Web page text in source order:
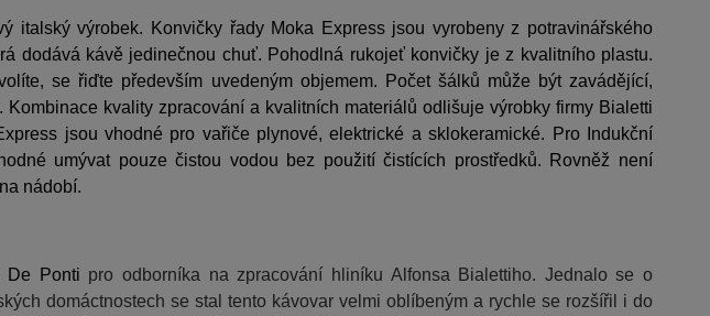
italský výrobek. Konvičky řady Moka Express jsou vyrobeny z potravinářského
dodává kávě jedinečnou chuť. Pohodlná rukojeť konvičky je z kvalitního plastu.
se řiďte především uvedeným objemem. Počet šálků může být zavádějící,
kvality zpracování a kvalitních materiálů odlišuje výrobky firmy Bialetti
jsou vhodné pro vařiče plynové, elektrické a sklokeramické. Pro Indukční
umývat pouze čistou vodou bez použití čistících prostředků. Rovněž není
nádobí.
De Ponti pro odborníka na zpracování hliníku Alfonsa Bialettiho. Jednalo se o
domáctnostech se stal tento kávovar velmi oblíbeným a rychle se rozšířil i do